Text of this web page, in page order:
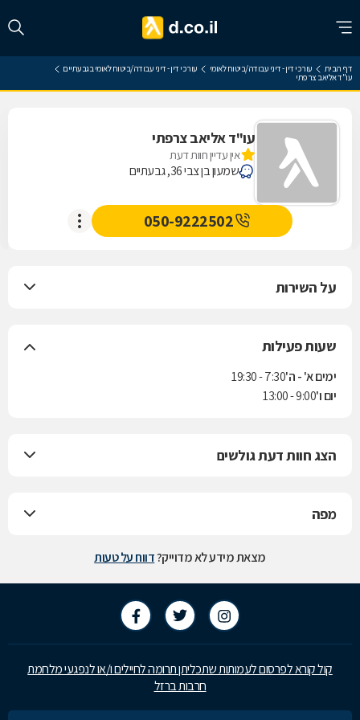
דף הבית עורכי דין - דיני עבודה/ביטוח לאומי עורכי דין - דיני עבודה/ביטוח לאומי בגבעתיים
עו"ד אליאב צרפתי
עו"ד אליאב צרפתי
אין עדיין חוות דעת
שמעון בן צבי 36, גבעתיים
050-9222502
על השירות
שעות פעילות
ימים א' - ה'7:30 - 19:30
יום ו'9:00 - 13:00
הצג חוות דעת גולשים
מפה
מצאת מידע לא מדוייק?דווח על טעות
קול קורא לפרסום לעמותות שתכליתן תרומה לחיילים ו/או לנפגעי מלחמת
חרבות ברזל